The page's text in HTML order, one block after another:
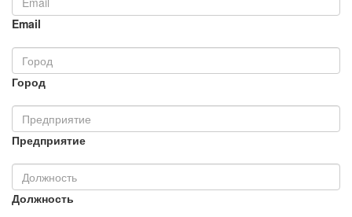
Email
Город
Предприятие
Должность